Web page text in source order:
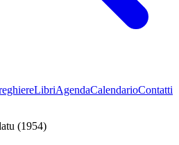
LibriAgendaCalendarioContatti
(1954)